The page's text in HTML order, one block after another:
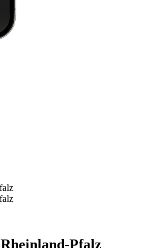
Pfalz